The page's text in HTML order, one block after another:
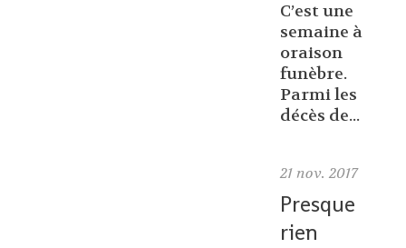
C’est une
semaine à
oraison
funèbre.
Parmi les
décès de...
21 nov. 2017
Presque
rien